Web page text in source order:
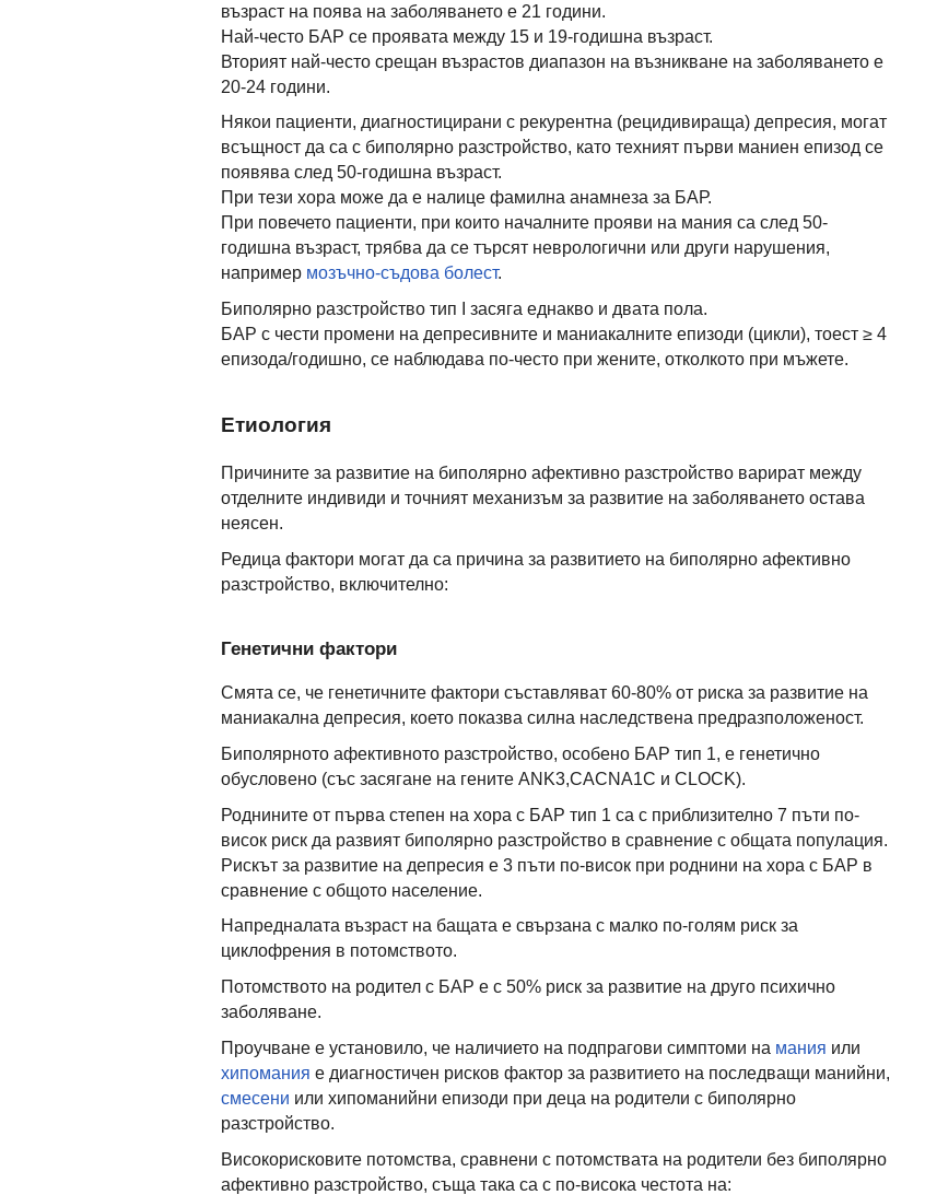
възраст на поява на заболяването е 21 години.
Най-често БАР се проявата между 15 и 19-годишна възраст.
Вторият най-често срещан възрастов диапазон на възникване на заболяването е
20-24 години.
Някои пациенти, диагностицирани с рекурентна (рецидивираща) депресия, могат
всъщност да са с биполярно разстройство, като техният първи маниен епизод се
появява след 50-годишна възраст.
При тези хора може да е налице фамилна анамнеза за БАР.
При повечето пациенти, при които началните прояви на мания са след 50-
годишна възраст, трябва да се търсят неврологични или други нарушения,
например мозъчно-съдова болест.
Биполярно разстройство тип I засяга еднакво и двата пола.
БАР с чести промени на депресивните и маниакалните епизоди (цикли), тоест ≥ 4
епизода/годишно, се наблюдава по-често при жените, отколкото при мъжете.
Етиология
Причините за развитие на биполярно афективно разстройство варират между
отделните индивиди и точният механизъм за развитие на заболяването остава
неясен.
Редица фактори могат да са причина за развитието на биполярно афективно
разстройство, включително:
Генетични фактори
Смята се, че генетичните фактори съставляват 60-80% от риска за развитие на
маниакална депресия, което показва силна наследствена предразположеност.
Биполярното афективното разстройство, особено БАР тип 1, е генетично
обусловено (със засягане на гените ANK3,CACNA1C и CLOCK).
Роднините от първа степен на хора с БАР тип 1 са с приблизително 7 пъти по-
висок риск да развият биполярно разстройство в сравнение с общата популация.
Рискът за развитие на депресия е 3 пъти по-висок при роднини на хора с БАР в
сравнение с общото население.
Напредналата възраст на бащата е свързана с малко по-голям риск за
циклофрения в потомството.
Потомството на родител с БАР е с 50% риск за развитие на друго психично
заболяване.
Проучване е установило, че наличието на подпрагови симптоми на мания или
хипомания е диагностичен рисков фактор за развитието на последващи манийни,
смесени или хипоманийни епизоди при деца на родители с биполярно
разстройство.
Високорисковите потомства, сравнени с потомствата на родители без биполярно
афективно разстройство, съща така са с по-висока честота на: